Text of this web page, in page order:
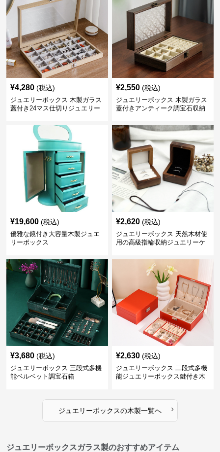
¥4,280 (税込)
ジュエリーボックス 木製ガラス
蓋付き24マス仕切りジュエリー
¥2,550 (税込)
ジュエリーボックス 木製ガラス
蓋付きアンティーク調宝石収納
¥19,600 (税込)
優雅な鏡付き大容量木製ジュエ
リーボックス
¥2,620 (税込)
ジュエリーボックス 天然木材使
用の高級指輪収納ジュエリーケ
¥3,680 (税込)
ジュエリーボックス 三段式多機
能ベルベット調宝石箱
¥2,630 (税込)
ジュエリーボックス 二段式多機
能ジュエリーボックス鍵付き木
ジュエリーボックスの木製一覧へ ›
ジュエリーボックスガラス製のおすすめアイテム